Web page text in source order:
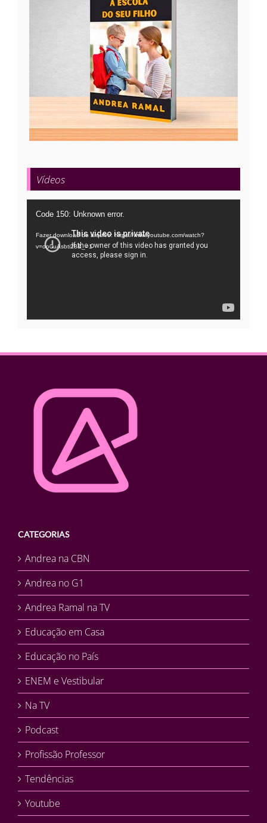
Vídeos
Tocador
vídeo
Code 150: Unknown error.
Fazer download do arquivo: https://www.youtube.com/watch?
v=oo0uAsbti28&_=1
CATEGORIAS
Andrea na CBN
Andrea no G1
Andrea Ramal na TV
Educação em Casa
Educação no País
ENEM e Vestibular
Na TV
Podcast
Profissão Professor
Tendências
Youtube